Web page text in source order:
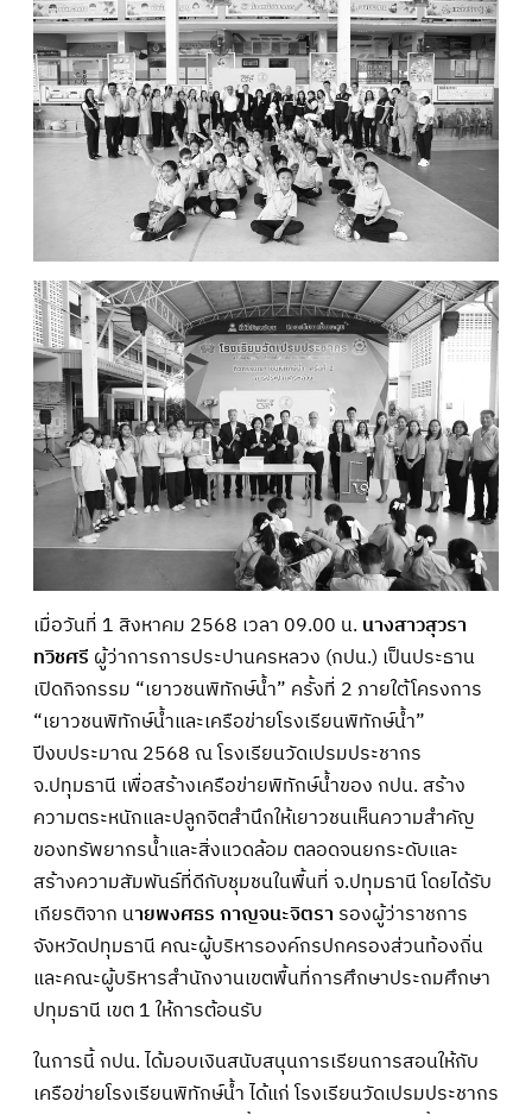
เมื่อวันที่ 1 สิงหาคม 2568 เวลา 09.00 น. นางสาวสุวรา
ทวิชศรี ผู้ว่าการการประปานครหลวง (กปน.) เป็นประธาน
เปิดกิจกรรม “เยาวชนพิทักษ์น้ำ” ครั้งที่ 2 ภายใต้โครงการ
“เยาวชนพิทักษ์น้ำและเครือข่ายโรงเรียนพิทักษ์น้ำ”
ปีงบประมาณ 2568 ณ โรงเรียนวัดเปรมประชากร
จ.ปทุมธานี เพื่อสร้างเครือข่ายพิทักษ์น้ำของ กปน. สร้าง
ความตระหนักและปลูกจิตสำนึกให้เยาวชนเห็นความสำคัญ
ของทรัพยากรน้ำและสิ่งแวดล้อม ตลอดจนยกระดับและ
สร้างความสัมพันธ์ที่ดีกับชุมชนในพื้นที่ จ.ปทุมธานี โดยได้รับ
เกียรติจาก นายพงศธร กาญจนะจิตรา รองผู้ว่าราชการ
จังหวัดปทุมธานี คณะผู้บริหารองค์กรปกครองส่วนท้องถิ่น
และคณะผู้บริหารสำนักงานเขตพื้นที่การศึกษาประถมศึกษา
ปทุมธานี เขต 1 ให้การต้อนรับ
ในการนี้ กปน. ได้มอบเงินสนับสนุนการเรียนการสอนให้กับ
เครือข่ายโรงเรียนพิทักษ์น้ำ ได้แก่ โรงเรียนวัดเปรมประชากร